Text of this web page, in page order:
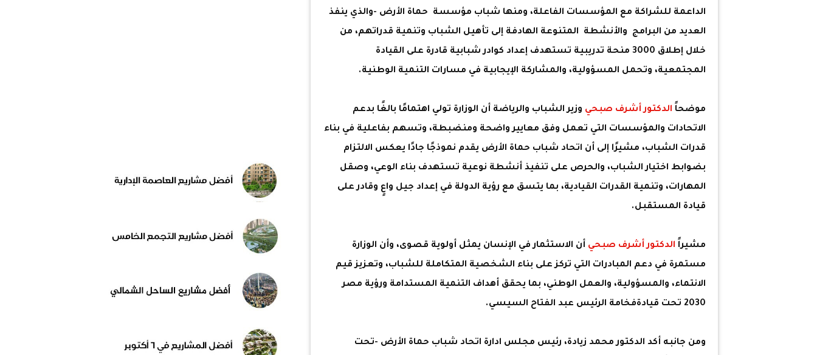
الداعمة للشراكة مع المؤسسات الفاعلة، ومنها شباب مؤسسة حماة الأرض -والذي ينفذ
العديد من البرامج والأنشطة المتنوعة الهادفة إلى تأهيل الشباب وتنمية قدراتهم، من
خلال إطلاق 3000 منحة تدريبية تستهدف إعداد كوادر شبابية قادرة على القيادة
المجتمعية، وتحمل المسؤولية، والمشاركة الإيجابية في مسارات التنمية الوطنية.
موضحاً الدكتور أشرف صبحي وزير الشباب والرياضة أن الوزارة تولي اهتمامًا بالغًا بدعم
الاتحادات والمؤسسات التي تعمل وفق معايير واضحة ومنضبطة، وتسهم بفاعلية في بناء
قدرات الشباب، مشيرًا إلى أن اتحاد شباب حماة الأرض يقدم نموذجًا جادًا يعكس الالتزام
بضوابط اختيار الشباب، والحرص على تنفيذ أنشطة نوعية تستهدف بناء الوعي، وصقل
المهارات، وتنمية القدرات القيادية، بما يتسق مع رؤية الدولة في إعداد جيل واعٍ وقادر على
قيادة المستقبل.
مشيراً الدكتور أشرف صبحي أن الاستثمار في الإنسان يمثل أولوية قصوى، وأن الوزارة
مستمرة في دعم المبادرات التي تركز على بناء الشخصية المتكاملة للشباب، وتعزيز قيم
الانتماء، والمسؤولية، والعمل الوطني، بما يحقق أهداف التنمية المستدامة ورؤية مصر
2030 تحت قيادةفخامة الرئيس عبد الفتاح السيسي.
ومن جانبه أكد الدكتور محمد زيادة، رئيس مجلس ادارة اتحاد شباب حماة الأرض -تحت